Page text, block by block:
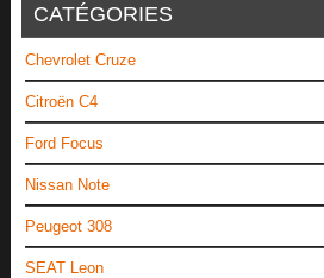
CATÉGORIES
Chevrolet Cruze
Citroën C4
Ford Focus
Nissan Note
Peugeot 308
SEAT Leon